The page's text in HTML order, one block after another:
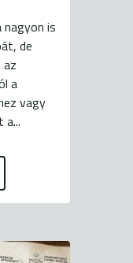
is
de
a
vagy
a...